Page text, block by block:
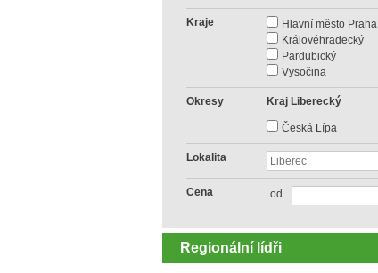
Kraje Hlavní město Praha
Královéhradecký
Pardubický
Vysočina
Okresy Kraj Liberecký
Česká Lípa
Lokalita
Cena od
Regionální lídři